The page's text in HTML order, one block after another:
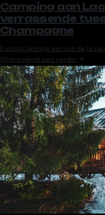
Camping aan Lac
verrassende
Champagne
EuropaCamping aan Lac de la
Champagne Lees verder